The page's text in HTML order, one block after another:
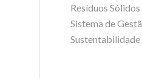
Resíduos Sólidos
Sistema de